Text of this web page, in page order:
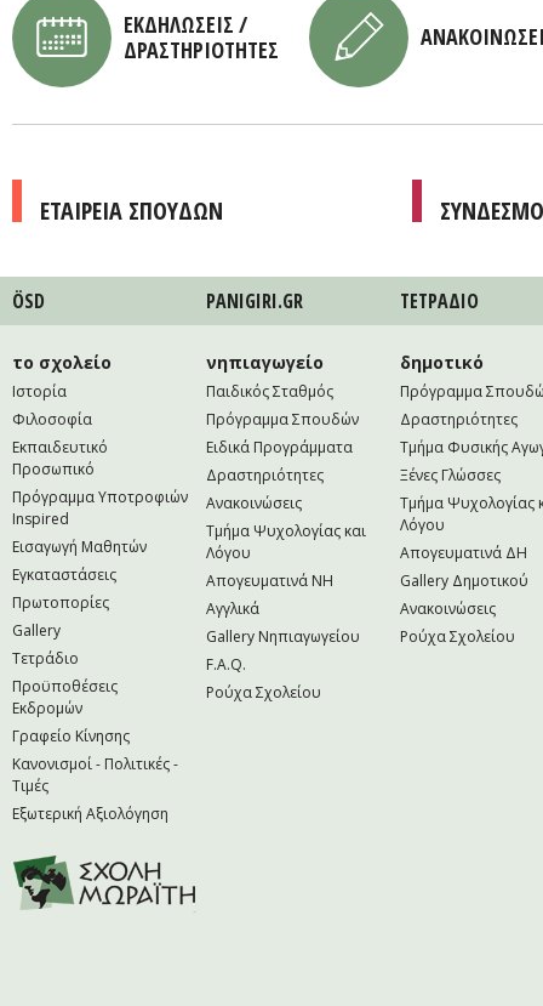
ΕΚΔΗΛΩΣΕΙΣ /
ΔΡΑΣΤΗΡΙΟΤΗΤΕΣ
ΕΤΑΙΡΕΙΑ ΣΠΟΥΔΩΝ
ÖSD PANIGIRI.GR ΤΕΤΡAΔΙΟ
το σχολείο
Ιστορία
Φιλοσοφία
Εκπαιδευτικό
Προσωπικό
Πρόγραμμα Υποτροφιών
Inspired
Εισαγωγή Μαθητών
Εγκαταστάσεις
Πρωτοπορίες
Gallery
Τετράδιο
Προϋποθέσεις
Εκδρομών
Γραφείο Κίνησης
Κανονισμοί - Πολιτικές -
Τιμές
Εξωτερική Αξιολόγηση
νηπιαγωγείο
Παιδικός Σταθμός
Πρόγραμμα Σπουδών
Ειδικά Προγράμματα
Δραστηριότητες
Ανακοινώσεις
Τμήμα Ψυχολογίας και
Λόγου
Απογευματινά NH
Αγγλικά
Gallery Νηπιαγωγείου
F.A.Q.
Ρούχα Σχολείου
δημοτικό
Πρόγραμμα
Δραστηριότητες
Τμήμα Φυσικής
Ξένες Γλώσσες
Τμήμα Ψυχολογίας
Λόγου
Απογευματινά ΔΗ
Gallery Δημοτικού
Ανακοινώσεις
Ρούχα Σχολείου